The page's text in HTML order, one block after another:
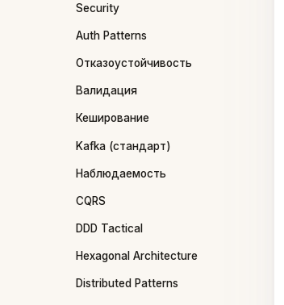
Security
Auth Patterns
Отказоустойчивость
Валидация
Кеширование
Kafka (стандарт)
Наблюдаемость
CQRS
DDD Tactical
Hexagonal Architecture
Distributed Patterns